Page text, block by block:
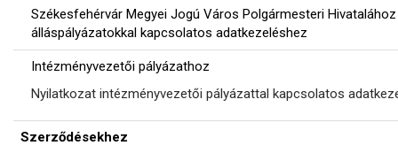
Székesfehérvár Megyei Jogú Város Polgármesteri
álláspályázatokkal kapcsolatos adatkezeléshez
Intézményvezetői pályázathoz
Nyilatkozat intézményvezetői pályázattal kapcsolatos
Szerződésekhez